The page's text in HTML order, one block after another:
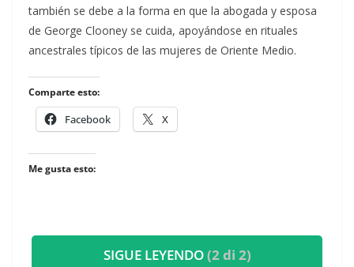
también se debe a la forma en que la abogada y esposa
de George Clooney se cuida, apoyándose en rituales
ancestrales típicos de las mujeres de Oriente Medio.
Comparte esto:
Facebook X
Me gusta esto:
SIGUE LEYENDO(2 di 2)